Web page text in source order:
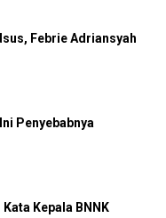
Febrie Adriansyah
Penyebabnya
Kepala BNNK